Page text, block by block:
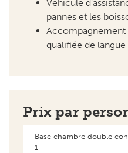
Véhicule
pannes et les
Accompagnement
qualifiée de
Prix par
Base chambre double
1